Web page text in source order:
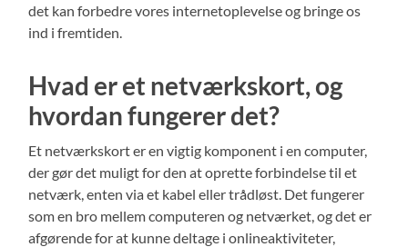
det kan forbedre vores internetoplevelse og bringe os
ind i fremtiden.
Hvad er et netværkskort, og
hvordan fungerer det?
Et netværkskort er en vigtig komponent i en computer,
der gør det muligt for den at oprette forbindelse til et
netværk, enten via et kabel eller trådløst. Det fungerer
som en bro mellem computeren og netværket, og det er
afgørende for at kunne deltage i onlineaktiviteter,